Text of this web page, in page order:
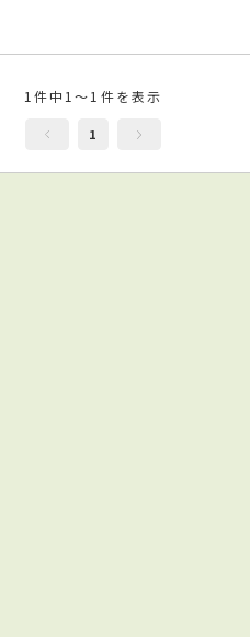
1件中1～1件を表示
1